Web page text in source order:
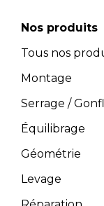
de
des
les
activités, y
Nos produits
Tous nos
Montage
Serrage /
Équilibrage
Géométrie
Levage